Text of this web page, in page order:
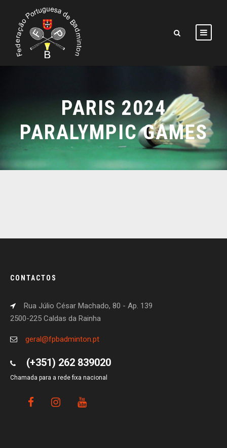
PARIS 2024
PARALYMPIC GAMES
CONTACTOS
Rua Júlio César Machado, 80 - Ap. 139
2500-225 Caldas da Rainha
geral@fpbadminton.pt
(+351) 262 839020
Chamada para a rede fixa nacional